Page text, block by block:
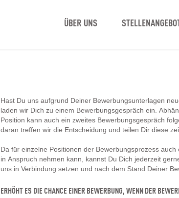
ÜBER UNS
Hast Du uns aufgrund Deiner Bewerbungsunterlagen
laden wir Dich zu einem Bewerbungsgespräch ein.
Position kann auch ein zweites Bewerbungsgespräch
daran treffen wir die Entscheidung und teilen Dir diese
Da für einzelne Positionen der Bewerbungsprozess auch
in Anspruch nehmen kann, kannst Du Dich jederzeit
uns in Verbindung setzen und nach dem Stand Deiner
ERHÖHT ES DIE CHANCE EINER BEWERBUNG, WENN DER